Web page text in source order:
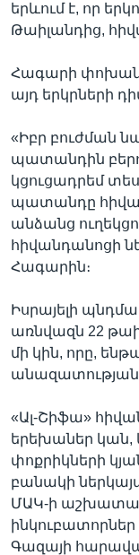
երևում է, որ
Թաիլանդից,
Հագարի
այդ երկրների
«Իբր բուժման
պատանդին
կցուցադրեմ
պատանդը
անձանց
հիվանդանոցի
Հագարին։
Իսրայելի
առնվազն 22
մի կին, որը,
անազատության
«Ալ-Շիֆա»
երեխաներ կան,
փոքրիկների
բանակի
ՄԱԿ-ի
Գազայի